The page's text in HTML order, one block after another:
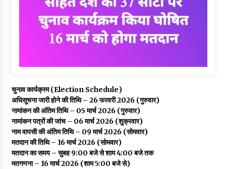
चुनाव कार्यक्रम (Election Schedule)
अधिसूचना जारी होने की तिथि – 26 फरवरी 2026 (गुरुवार)
नामांकन की अंतिम तिथि – 05 मार्च 2026 (गुरुवार)
नामांकन पत्रों की जांच – 06 मार्च 2026 (शुक्रवार)
नाम वापसी की अंतिम तिथि – 09 मार्च 2026 (सोमवार)
मतदान की तिथि – 16 मार्च 2026 (सोमवार)
मतदान का समय – सुबह 9:00 बजे से शाम 4:00 बजे तक
मतगणना – 16 मार्च 2026 (शाम 5:00 बजे से)